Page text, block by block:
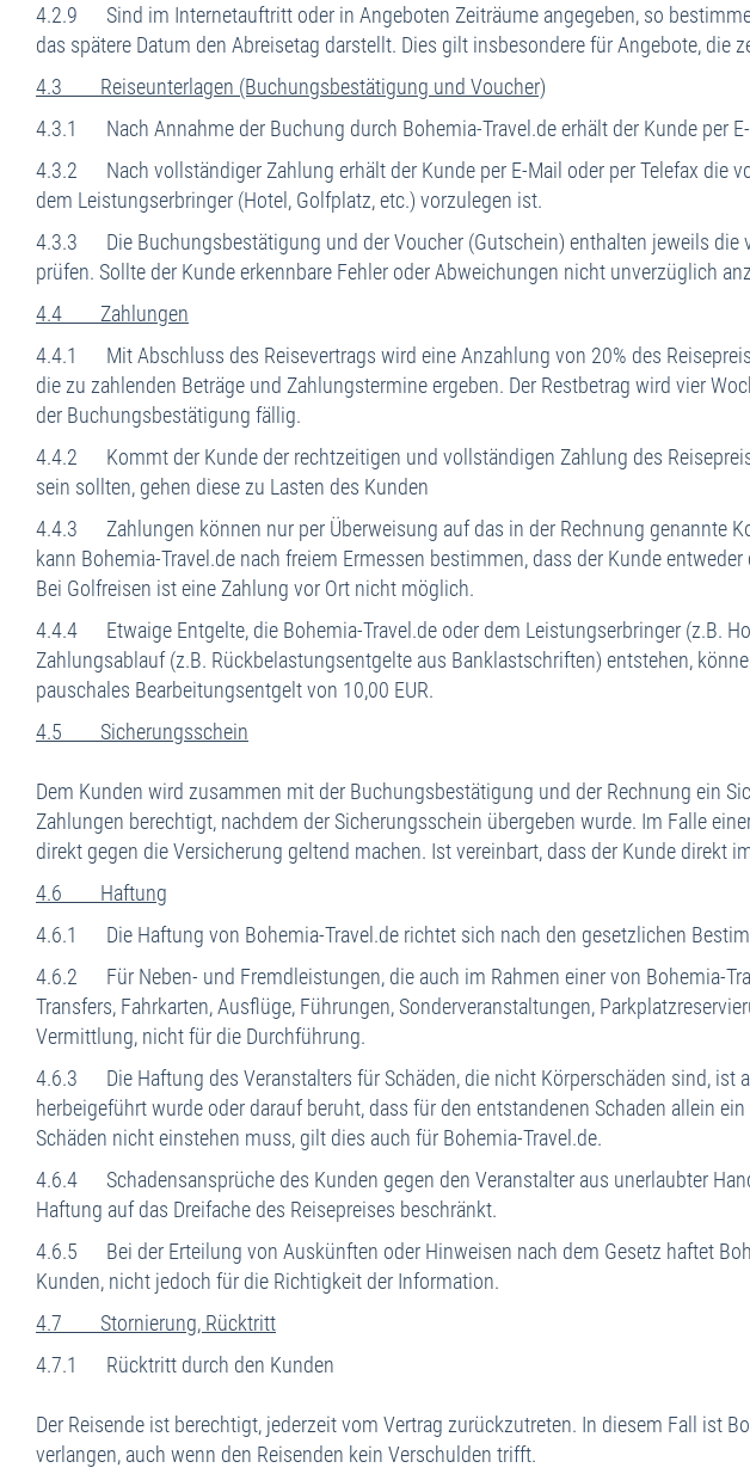
4.2.9 Sind im Internetauftritt oder in Angeboten Zeiträume angegeben, so
das spätere Datum den Abreisetag darstellt. Dies gilt insbesondere für Angebote,
4.3 Reiseunterlagen (Buchungsbestätigung und Voucher)
4.3.1 Nach Annahme der Buchung durch Bohemia-Travel.de erhält der Kunde per
4.3.2 Nach vollständiger Zahlung erhält der Kunde per E-Mail oder per Telefax die
dem Leistungserbringer (Hotel, Golfplatz, etc.) vorzulegen ist.
4.3.3 Die Buchungsbestätigung und der Voucher (Gutschein) enthalten jeweils
prüfen. Sollte der Kunde erkennbare Fehler oder Abweichungen nicht unverzüglich
4.4 Zahlungen
4.4.1 Mit Abschluss des Reisevertrags wird eine Anzahlung von 20% des
die zu zahlenden Beträge und Zahlungstermine ergeben. Der Restbetrag wird vier
der Buchungsbestätigung fällig.
4.4.2 Kommt der Kunde der rechtzeitigen und vollständigen Zahlung des
sein sollten, gehen diese zu Lasten des Kunden
4.4.3 Zahlungen können nur per Überweisung auf das in der Rechnung genannte
kann Bohemia-Travel.de nach freiem Ermessen bestimmen, dass der Kunde
Bei Golfreisen ist eine Zahlung vor Ort nicht möglich.
4.4.4 Etwaige Entgelte, die Bohemia-Travel.de oder dem Leistungserbringer (z.B.
Zahlungsablauf (z.B. Rückbelastungsentgelte aus Banklastschriften) entstehen,
pauschales Bearbeitungsentgelt von 10,00 EUR.
4.5 Sicherungsschein
Dem Kunden wird zusammen mit der Buchungsbestätigung und der Rechnung ein
Zahlungen berechtigt, nachdem der Sicherungsschein übergeben wurde. Im Falle
direkt gegen die Versicherung geltend machen. Ist vereinbart, dass der Kunde direkt
4.6 Haftung
4.6.1 Die Haftung von Bohemia-Travel.de richtet sich nach den gesetzlichen
4.6.2 Für Neben- und Fremdleistungen, die auch im Rahmen einer von Bohemia-
Transfers, Fahrkarten, Ausflüge, Führungen, Sonderveranstaltungen,
Vermittlung, nicht für die Durchführung.
4.6.3 Die Haftung des Veranstalters für Schäden, die nicht Körperschäden sind, ist
herbeigeführt wurde oder darauf beruht, dass für den entstandenen Schaden allein
Schäden nicht einstehen muss, gilt dies auch für Bohemia-Travel.de.
4.6.4 Schadensansprüche des Kunden gegen den Veranstalter aus unerlaubter
Haftung auf das Dreifache des Reisepreises beschränkt.
4.6.5 Bei der Erteilung von Auskünften oder Hinweisen nach dem Gesetz haftet
Kunden, nicht jedoch für die Richtigkeit der Information.
4.7 Stornierung, Rücktritt
4.7.1 Rücktritt durch den Kunden
Der Reisende ist berechtigt, jederzeit vom Vertrag zurückzutreten. In diesem Fall ist
verlangen, auch wenn den Reisenden kein Verschulden trifft.